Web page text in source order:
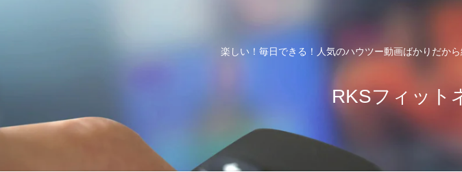
楽しい！毎日できる！人気のハウツー動画ばかりだか
RKSフィット